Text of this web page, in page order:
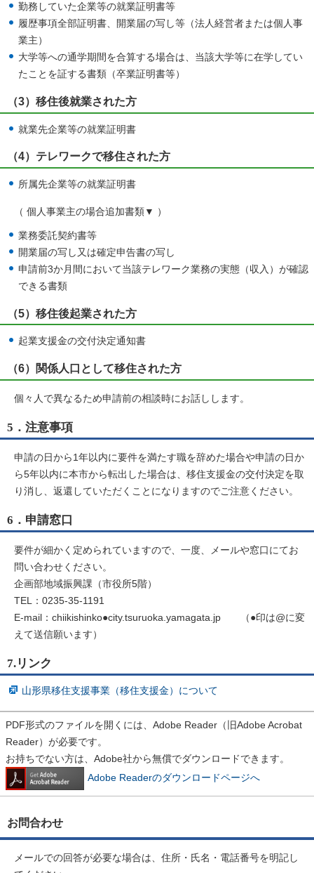
勤務していた企業等の就業証明書等
履歴事項全部証明書、開業届の写し等（法人経営者または個人事
業主）
大学等への通学期間を合算する場合は、当該大学等に在学してい
たことを証する書類（卒業証明書等）
（3）移住後就業された方
就業先企業等の就業証明書
（4）テレワークで移住された方
所属先企業等の就業証明書
（ 個人事業主の場合追加書類▼ ）
業務委託契約書等
開業届の写し又は確定申告書の写し
申請前3か月間において当該テレワーク業務の実態（収入）が確認
できる書類
（5）移住後起業された方
起業支援金の交付決定通知書
（6）関係人口として移住された方
個々人で異なるため申請前の相談時にお話しします。
5．注意事項
申請の日から1年以内に要件を満たす職を辞めた場合や申請の日か
ら5年以内に本市から転出した場合は、移住支援金の交付決定を取
り消し、返還していただくことになりますのでご注意ください。
6．申請窓口
要件が細かく定められていますので、一度、メールや窓口にてお
問い合わせください。
企画部地域振興課（市役所5階）
TEL：0235-35-1191
E-mail：chiikishinko●city.tsuruoka.yamagata.jp （●印は@に変
えて送信願います）
7.リンク
山形県移住支援事業（移住支援金）について
PDF形式のファイルを開くには、Adobe Reader（旧Adobe Acrobat
Reader）が必要です。
お持ちでない方は、Adobe社から無償でダウンロードできます。
Adobe Readerのダウンロードページへ
お問合わせ
メールでの回答が必要な場合は、住所・氏名・電話番号を明記し